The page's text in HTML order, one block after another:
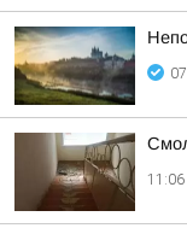
11:06